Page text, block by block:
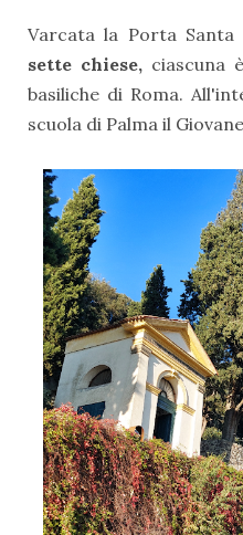
Varcata la Porta Santa
sette chiese, ciascuna
basiliche di Roma.
scuola di Palma il